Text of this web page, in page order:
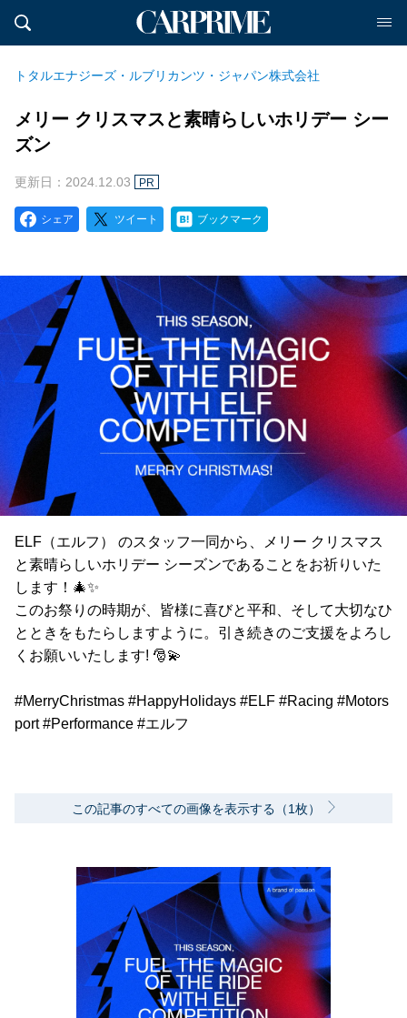
トタルエナジーズ・ルブリカンツ・ジャパン株式会社
メリー クリスマスと素晴らしいホリデー シー
ズン
更新日：2024.12.03 PR
シェア ツイート ブックマーク
ELF（エルフ） のスタッフ一同から、メリー クリスマス
と素晴らしいホリデー シーズンであることをお祈りいた
します！🎄✨
このお祭りの時期が、皆様に喜びと平和、そして大切なひ
とときをもたらしますように。引き続きのご支援をよろし
くお願いいたします! 🎅💫
#MerryChristmas #HappyHolidays #ELF #Racing #Motors
port #Performance #エルフ
この記事のすべての画像を表示する（1枚）